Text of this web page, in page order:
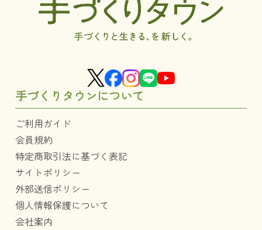
手づくりタウンについて
ご利用ガイド
会員規約
特定商取引法に基づく表記
サイトポリシー
外部送信ポリシー
個人情報保護について
会社案内